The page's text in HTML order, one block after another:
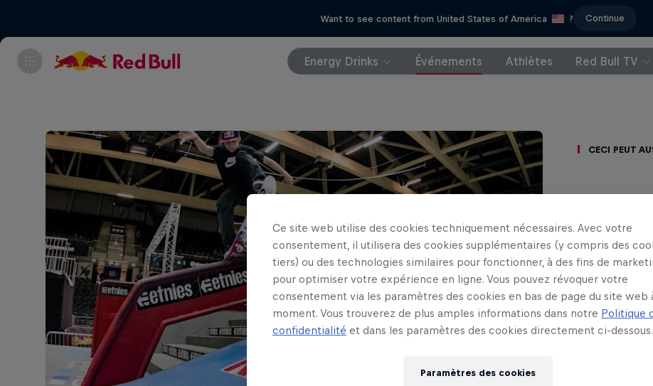
Want to see content from United States of America ? Continue
Energy Drinks Événements Athlètes Red Bull TV
Ceci peut
De Tallinn à
Ce site web utilise des cookies techniquement nécessaires. Avec votre
consentement, il utilisera des cookies supplémentaires (y compris des
tiers) ou des technologies similaires pour fonctionner, à des fins de
pour optimiser votre expérience en ligne. Vous pouvez révoquer votre
consentement via les paramètres des cookies en bas de page du site web
moment. Vous trouverez de plus amples informations dans notre Politique
confidentialité et dans les paramètres des cookies directement ci-dessous.
Paramètres des cookies